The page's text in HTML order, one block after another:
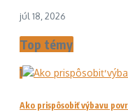
júl 18, 2026
Top témy
1
Ako prispôsobiť výbavu